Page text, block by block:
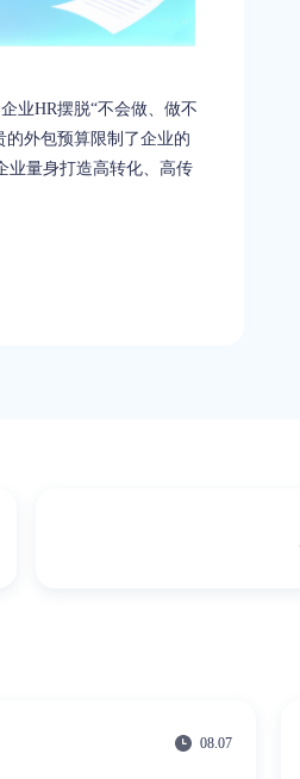
业HR摆脱“不会做、做不
的外包预算限制了企业的
业量身打造高转化、高传
08.07